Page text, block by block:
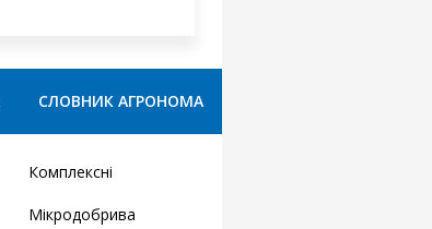
СЛОВНИК АГРОНОМА
Комплексні
Мікродобрива